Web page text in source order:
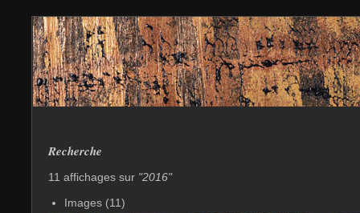
Recherche
11 affichages sur "2016"
Images (11)